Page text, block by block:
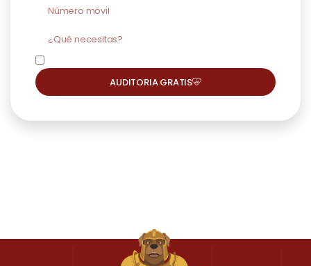
AUDITORIA GRATIS